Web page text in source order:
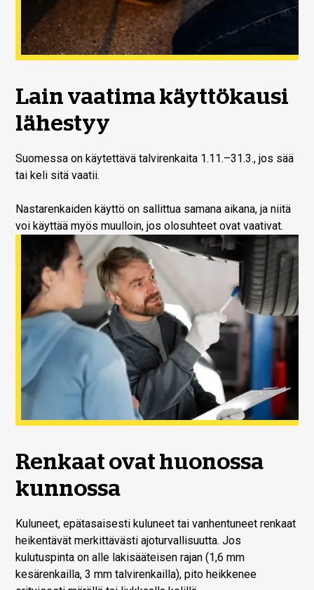
Lain vaatima käyttökausi
lähestyy
Suomessa on käytettävä talvirenkaita 1.11.–31.3., jos sää
tai keli sitä vaatii.
Nastarenkaiden käyttö on sallittua samana aikana, ja niitä
voi käyttää myös muulloin, jos olosuhteet ovat vaativat.
Renkaat ovat huonossa
kunnossa
Kuluneet, epätasaisesti kuluneet tai vanhentuneet renkaat
heikentävät merkittävästi ajoturvallisuutta. Jos
kulutuspinta on alle lakisääteisen rajan (1,6 mm
kesärenkailla, 3 mm talvirenkailla), pito heikkenee